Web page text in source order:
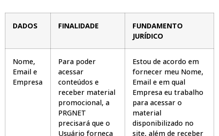
DADOS FINALIDADE
FUNDAMENTO
JURÍDICO
Nome,
Email e
Empresa
Para poder
acessar
conteúdos e
receber material
promocional, a
PRGNET
precisará que o
Usuário forneça
Estou de acordo em
fornecer meu Nome,
Email e em qual
Empresa eu trabalho
para acessar o
material
disponibilizado no
site, além de receber